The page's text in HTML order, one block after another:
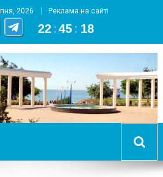
2026 Реклама на сайті
22 :45 : 19
города Южный